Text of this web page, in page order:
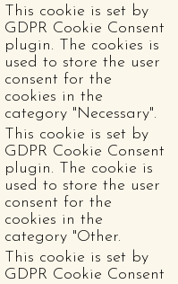
This cookie is set by
GDPR Cookie Consent
plugin. The cookies is
used to store the user
consent for the
cookies in the
category "Necessary".
This cookie is set by
GDPR Cookie Consent
plugin. The cookie is
used to store the user
consent for the
cookies in the
category "Other.
This cookie is set by
GDPR Cookie Consent